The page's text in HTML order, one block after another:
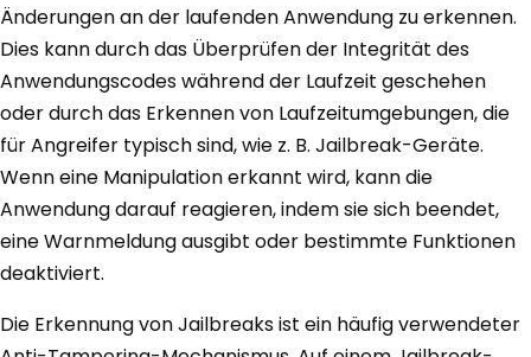
Änderungen an der laufenden Anwendung zu erkennen.
Dies kann durch das Überprüfen der Integrität des
Anwendungscodes während der Laufzeit geschehen
oder durch das Erkennen von Laufzeitumgebungen, die
für Angreifer typisch sind, wie z. B. Jailbreak-Geräte.
Wenn eine Manipulation erkannt wird, kann die
Anwendung darauf reagieren, indem sie sich beendet,
eine Warnmeldung ausgibt oder bestimmte Funktionen
deaktiviert.
Die Erkennung von Jailbreaks ist ein häufig verwendeter